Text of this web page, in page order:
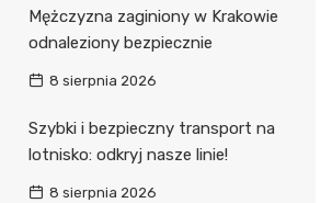
Mężczyzna zaginiony w Krakowie
odnaleziony bezpiecznie
8 sierpnia 2026
Szybki i bezpieczny transport na
lotnisko: odkryj nasze linie!
8 sierpnia 2026